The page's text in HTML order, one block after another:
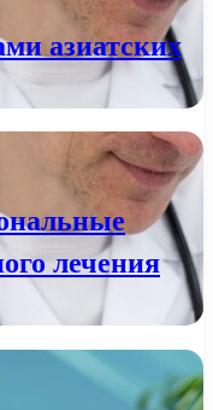
азиатских
лечения